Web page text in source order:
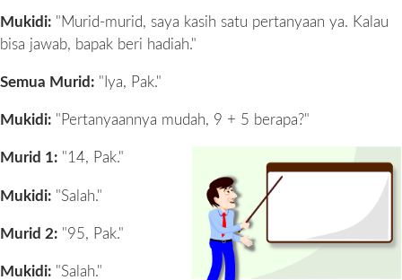
Mukidi: "Murid-murid, saya kasih satu pertanyaan ya. Kalau
bisa jawab, bapak beri hadiah."
Semua Murid: "Iya, Pak."
Mukidi: "Pertanyaannya mudah, 9 + 5 berapa?"
Murid 1: "14, Pak."
Mukidi: "Salah."
Murid 2: "95, Pak."
Mukidi: "Salah."